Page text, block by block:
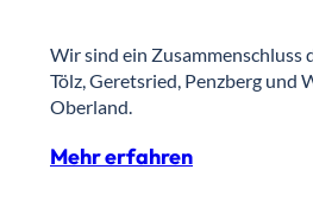
Wir sind ein Zusammenschluss
Tölz, Geretsried, Penzberg und
Oberland.
Mehr erfahren